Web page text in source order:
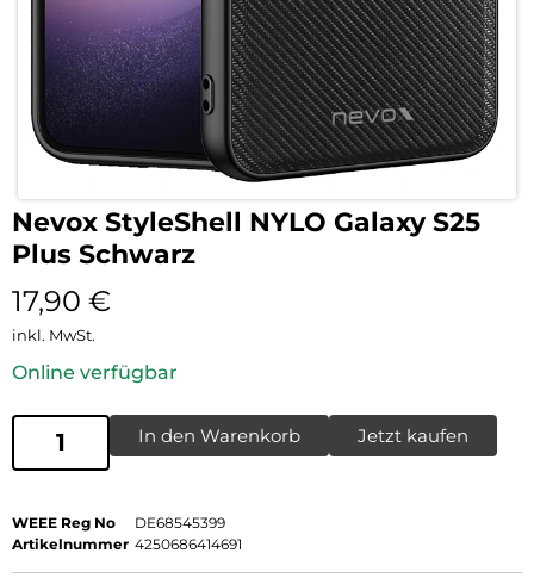
Nevox StyleShell NYLO Galaxy S25
Plus Schwarz
17,90 €
inkl. MwSt.
Online verfügbar
In den Warenkorb Jetzt kaufen
WEEE Reg No
DE68545399
Artikelnummer 4250686414691